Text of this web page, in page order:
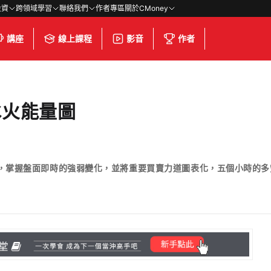
跨領域學習 聯絡我們 作者專區關於CMoney
講座 線上課程 影音 作者
能量圖
握盤面即時的強弱變化，並將重要買賣力道圖表化，五個小時的